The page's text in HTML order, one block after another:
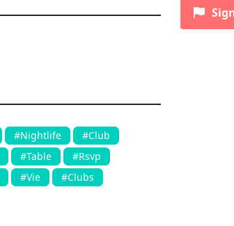
#Nightlife
#Club
#Table
#Rsvp
#Vie
#Clubs